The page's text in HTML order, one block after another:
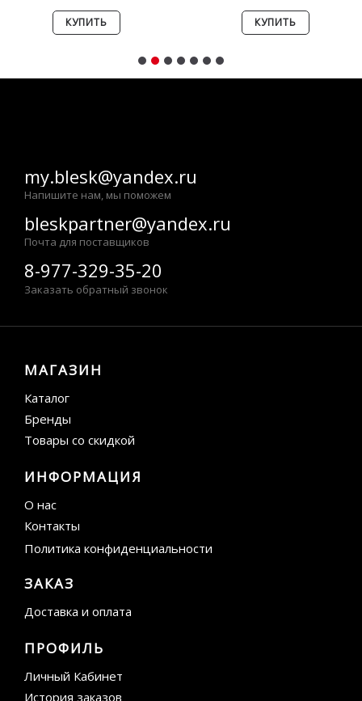
КУПИТЬ КУПИТЬ
my.blesk@yandex.ru
Напишите нам, мы поможем
bleskpartner@yandex.ru
Почта для поставщиков
8-977-329-35-20
Заказать обратный звонок
МАГАЗИН
Каталог
Бренды
Товары со скидкой
ИНФОРМАЦИЯ
О нас
Контакты
Политика конфиденциальности
ЗАКАЗ
Доставка и оплата
ПРОФИЛЬ
Личный Кабинет
История заказов